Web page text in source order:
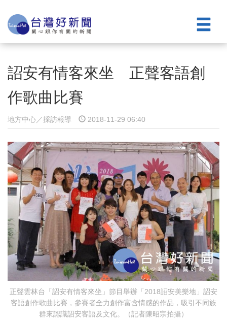
詔安有情客來坐 正聲客語創
作歌曲比賽
地方中心／採訪報導 2018-11-29 06:40
正聲雲林台「詔安有情客來坐」節目舉辦「2018詔安美樂地」詔安
客語創作歌曲比賽，參賽者全力創作富含情感的作品，吸引不同族
群來認識詔安客語及文化。（記者陳昭宗拍攝）